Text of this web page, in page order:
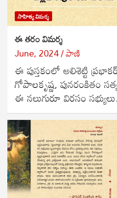
సాహిత్య విమర్శ
ఈ తరం విమర్శ
June, 2024 పాణి
ఈ పుస్తకంలో అలిశెట్టి
గోపాలకృష్ణ, పునరంకితం
ఈ నలుగురూ విరసం